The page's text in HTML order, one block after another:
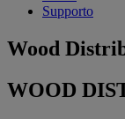
Supporto
Wood
WOOD